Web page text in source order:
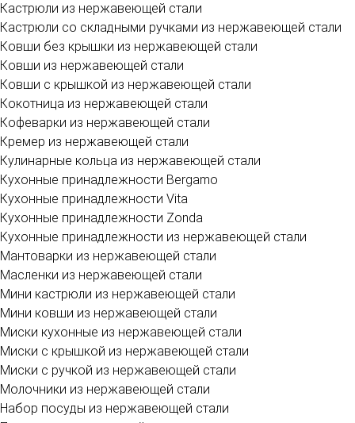
Кастрюли из нержавеющей стали
Кастрюли со складными ручками из нержавеющей стали
Ковши без крышки из нержавеющей стали
Ковши из нержавеющей стали
Ковши с крышкой из нержавеющей стали
Кокотница из нержавеющей стали
Кофеварки из нержавеющей стали
Кремер из нержавеющей стали
Кулинарные кольца из нержавеющей стали
Кухонные принадлежности Bergamo
Кухонные принадлежности Vita
Кухонные принадлежности Zonda
Кухонные принадлежности из нержавеющей стали
Мантоварки из нержавеющей стали
Масленки из нержавеющей стали
Мини кастрюли из нержавеющей стали
Мини ковши из нержавеющей стали
Миски кухонные из нержавеющей стали
Миски с крышкой из нержавеющей стали
Миски с ручкой из нержавеющей стали
Молочники из нержавеющей стали
Набор посуды из нержавеющей стали